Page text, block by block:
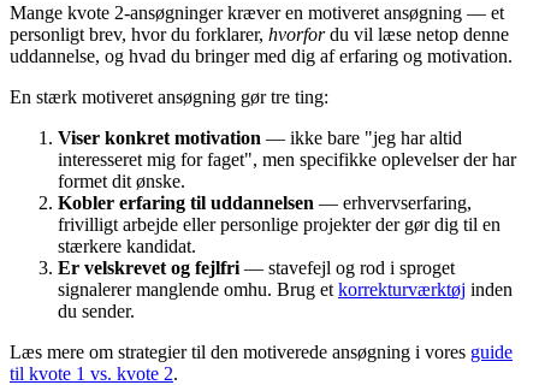
Mange kvote 2-ansøgninger kræver en motiveret ansøgning — et
personligt brev, hvor du forklarer, hvorfordu vil læse netop denne
uddannelse, og hvad du bringer med dig af erfaring og motivation.
En stærk motiveret ansøgning gør tre ting:
Viser konkret motivation — ikke bare "jeg har altid
interesseret mig for faget", men specifikke oplevelser der har
formet dit ønske.
Kobler erfaring til uddannelsen — erhvervserfaring,
frivilligt arbejde eller personlige projekter der gør dig til en
stærkere kandidat.
Er velskrevet og fejlfri — stavefejl og rod i sproget
signalerer manglende omhu. Brug et korrekturværktøj inden
du sender.
Læs mere om strategier til den motiverede ansøgning i vores guide
til kvote 1 vs. kvote 2.